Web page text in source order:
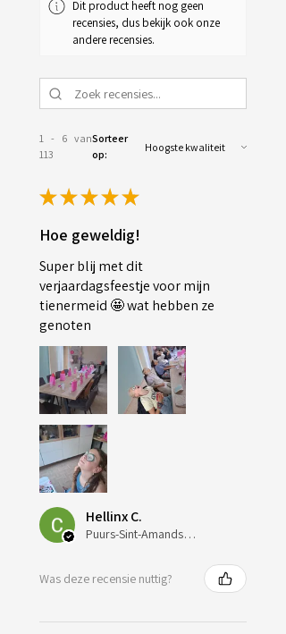
Dit product heeft nog geen
recensies, dus bekijk ook onze
andere recensies.
1 - 6 van
113
Sorteer
op:
★★★★★
Hoe geweldig!
Super blij met dit
verjaardagsfeestje voor mijn
tienermeid 🤩 wat hebben ze
genoten
Hellinx C.
Puurs-Sint-Amands, Belgium
Was deze recensie nuttig?